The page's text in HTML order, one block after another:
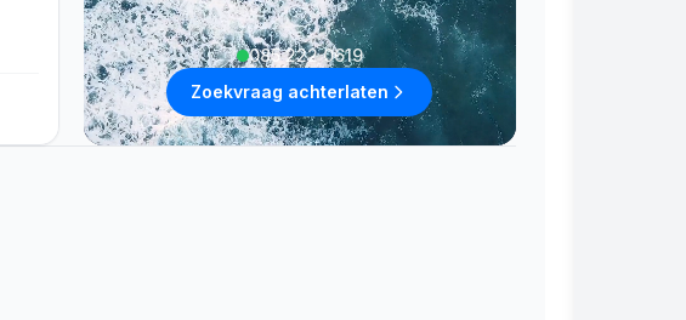
085 222 0619
Zoekvraag achterlaten